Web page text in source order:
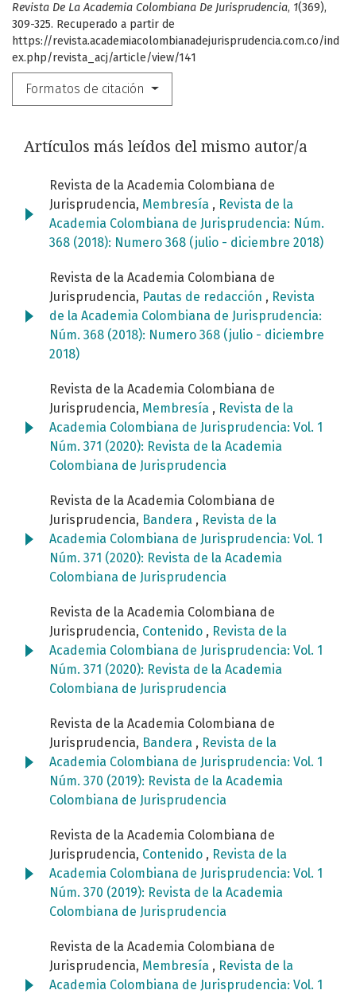
Revista De La Academia Colombiana De Jurisprudencia, 1(369),
309-325. Recuperado a partir de
https://revista.academiacolombianadejurisprudencia.com.co/ind
ex.php/revista_acj/article/view/141
Formatos de citación
Artículos más leídos del mismo autor/a
Revista de la Academia Colombiana de
Jurisprudencia, Membresía , Revista de la
Academia Colombiana de Jurisprudencia: Núm.
368 (2018): Numero 368 (julio - diciembre 2018)
Revista de la Academia Colombiana de
Jurisprudencia, Pautas de redacción , Revista
de la Academia Colombiana de Jurisprudencia:
Núm. 368 (2018): Numero 368 (julio - diciembre
2018)
Revista de la Academia Colombiana de
Jurisprudencia, Membresía , Revista de la
Academia Colombiana de Jurisprudencia: Vol. 1
Núm. 371 (2020): Revista de la Academia
Colombiana de Jurisprudencia
Revista de la Academia Colombiana de
Jurisprudencia, Bandera , Revista de la
Academia Colombiana de Jurisprudencia: Vol. 1
Núm. 371 (2020): Revista de la Academia
Colombiana de Jurisprudencia
Revista de la Academia Colombiana de
Jurisprudencia, Contenido , Revista de la
Academia Colombiana de Jurisprudencia: Vol. 1
Núm. 371 (2020): Revista de la Academia
Colombiana de Jurisprudencia
Revista de la Academia Colombiana de
Jurisprudencia, Bandera , Revista de la
Academia Colombiana de Jurisprudencia: Vol. 1
Núm. 370 (2019): Revista de la Academia
Colombiana de Jurisprudencia
Revista de la Academia Colombiana de
Jurisprudencia, Contenido , Revista de la
Academia Colombiana de Jurisprudencia: Vol. 1
Núm. 370 (2019): Revista de la Academia
Colombiana de Jurisprudencia
Revista de la Academia Colombiana de
Jurisprudencia, Membresía , Revista de la
Academia Colombiana de Jurisprudencia: Vol. 1